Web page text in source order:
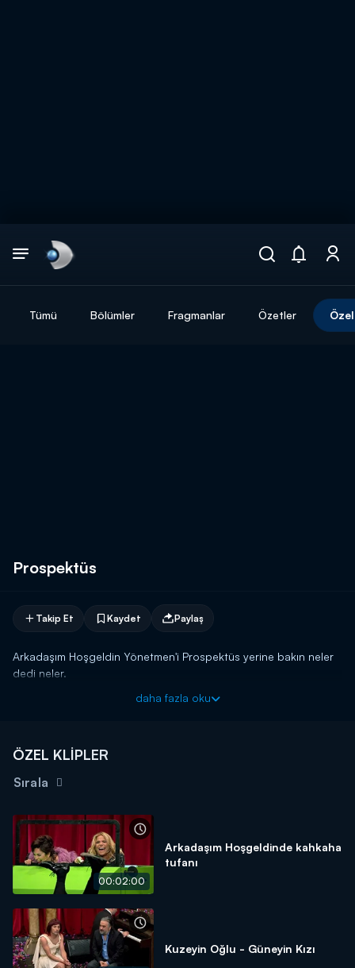
Tümü Bölümler Fragmanlar Özetler
Prospektüs
Takip Et Kaydet Paylaş
Arkadaşım Hoşgeldin Yönetmen'i Prospektüs yerine bakın neler
dedi neler.
daha fazla oku
ÖZEL KLİPLER
Sırala
00:02:00
Arkadaşım Hoşgeldinde kahkaha
tufanı
Kuzeyin Oğlu - Güneyin Kızı